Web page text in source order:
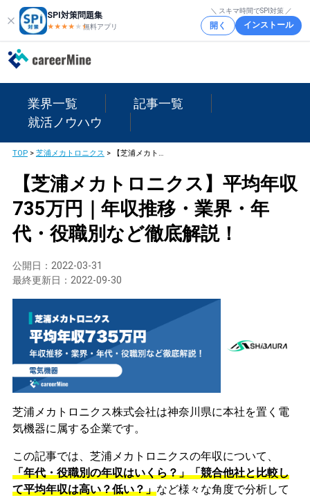
SPI対策問題集
★★★★ ★★
無料アプリ
＼ スキマ時間でSPI対策 ／
開く インストール
業界一覧
記事一覧
就活ノウハウ
TOP> 芝浦メカトロニクス > 【芝浦メカトロニクス】平均年収735万円｜年収推移・業界・年代・役職別など徹底解説！
【芝浦メカトロニクス】平均年収
735万円｜年収推移・業界・年
代・役職別など徹底解説！
公開日： 2022-03-31
最終更新日： 2022-09-30
芝浦メカトロニクス株式会社は神奈川県に本社を置く電
気機器に属する企業です。
この記事では、芝浦メカトロニクスの年収について、
「年代・役職別の年収はいくら？」「競合他社と比較し
て平均年収は高い？低い？」など様々な角度で分析して